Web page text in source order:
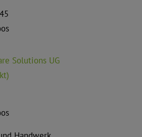
Solutions UG